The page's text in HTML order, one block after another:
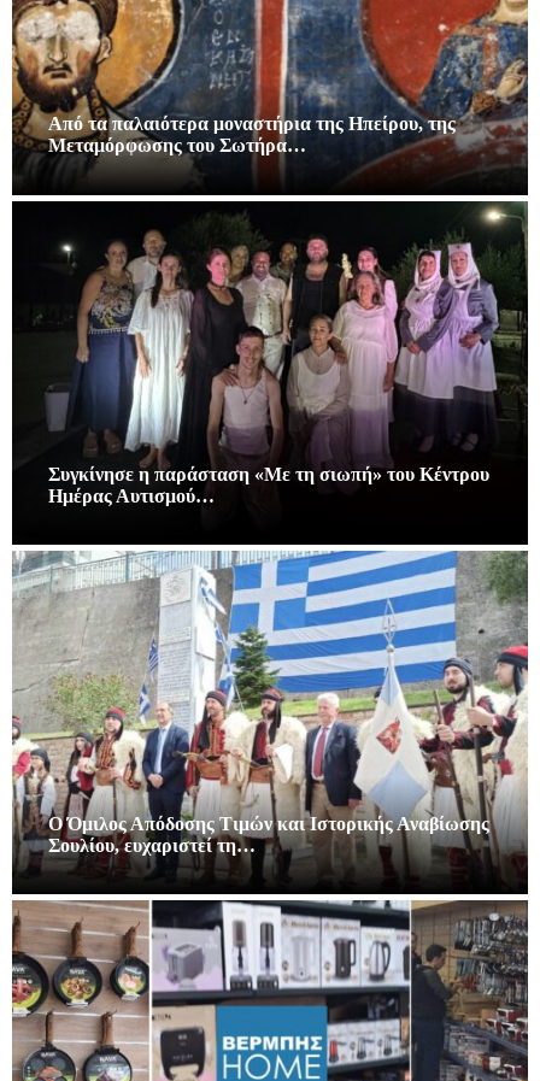
Από τα παλαιότερα μοναστήρια της Ηπείρου, της
Μεταμόρφωσης του Σωτήρα…
Συγκίνησε η παράσταση «Με τη σιωπή» του Κέντρου
Ημέρας Αυτισμού…
Ο Όμιλος Απόδοσης Τιμών και Ιστορικής Αναβίωσης
Σουλίου, ευχαριστεί τη…